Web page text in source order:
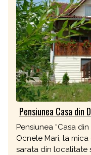
Pensiunea Casa din
Pensiunea “Casa
Ocnele Mari, la
sarata din localitate